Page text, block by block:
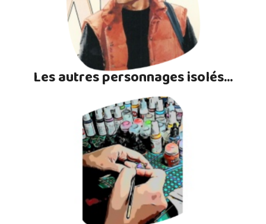
Les autres personnages isolés...